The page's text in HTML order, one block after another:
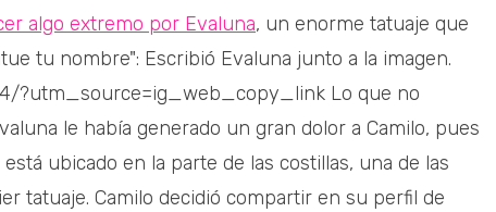
algo extremo por Evaluna, un enorme tatuaje que
tu nombre": Escribió Evaluna junto a la imagen.
?utm_source=ig_web_copy_link Lo que no
le había generado un gran dolor a Camilo, pues
ubicado en la parte de las costillas, una de las
tatuaje. Camilo decidió compartir en su perfil de